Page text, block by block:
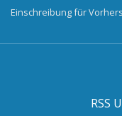
Einschreibung für
RSS